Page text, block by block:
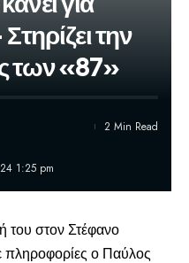
την
των «87»
1:25 pm
2 Min Read
του στον Στέφανο
ο Παύλος